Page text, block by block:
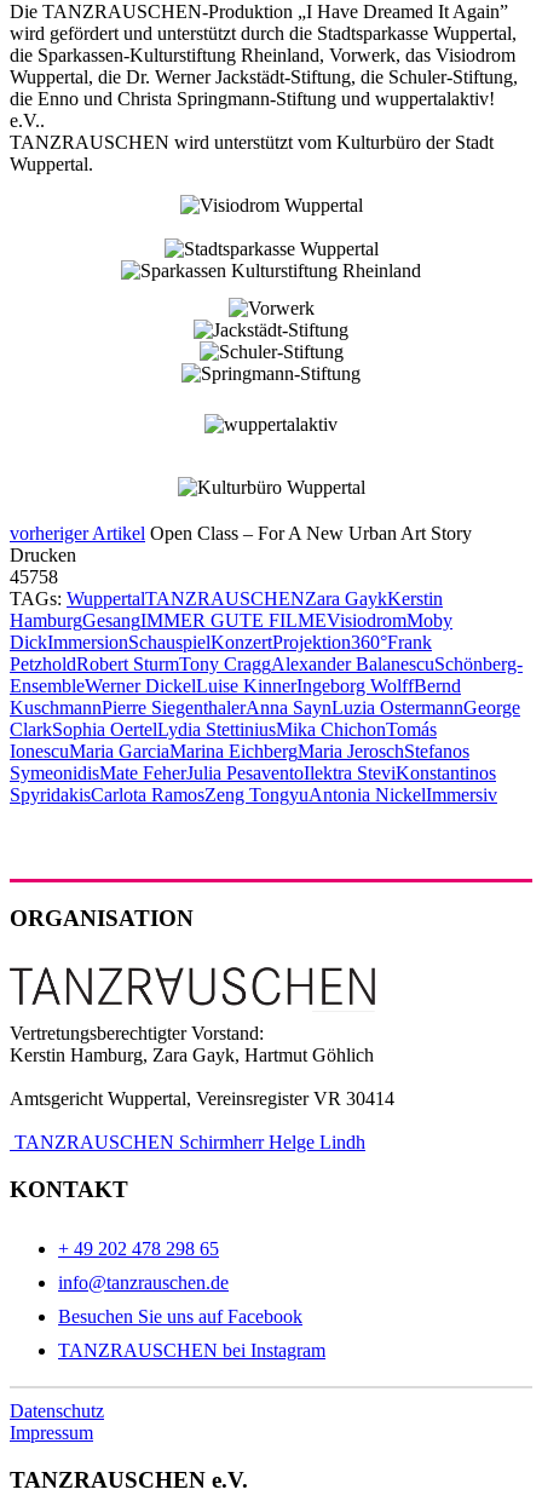
Die TANZRAUSCHEN-Produktion „I Have Dreamed It Again”
wird gefördert und unterstützt durch die Stadtsparkasse Wuppertal,
die Sparkassen-Kulturstiftung Rheinland, Vorwerk, das Visiodrom
Wuppertal, die Dr. Werner Jackstädt-Stiftung, die Schuler-Stiftung,
die Enno und Christa Springmann-Stiftung und wuppertalaktiv!
e.V..
TANZRAUSCHEN wird unterstützt vom Kulturbüro der Stadt
Wuppertal.
vorheriger Artikel Open Class – For A New Urban Art Story
Drucken
45758
TAGs: WuppertalTANZRAUSCHENZara GaykKerstin
HamburgGesangIMMER GUTE FILMEVisiodromMoby
DickImmersionSchauspielKonzertProjektion360°Frank
PetzholdRobert SturmTony CraggAlexander BalanescuSchönberg-
EnsembleWerner DickelLuise KinnerIngeborg WolffBernd
KuschmannPierre SiegenthalerAnna SaynLuzia OstermannGeorge
ClarkSophia OertelLydia StettiniusMika ChichonTomás
IonescuMaria GarciaMarina EichbergMaria JeroschStefanos
SymeonidisMate FeherJulia PesaventoIlektra SteviKonstantinos
SpyridakisCarlota RamosZeng TongyuAntonia NickelImmersiv
ORGANISATION
Vertretungsberechtigter Vorstand:
Kerstin Hamburg, Zara Gayk, Hartmut Göhlich
Amtsgericht Wuppertal, Vereinsregister VR 30414
TANZRAUSCHEN Schirmherr Helge Lindh
KONTAKT
+ 49 202 478 298 65
info@tanzrauschen.de
Besuchen Sie uns auf Facebook
TANZRAUSCHEN bei Instagram
Datenschutz
Impressum
TANZRAUSCHEN e.V.